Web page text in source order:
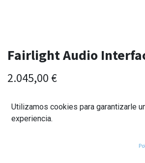
Fairlight Audio
2.045,00 €
Utilizamos cookies para garantizarle
experiencia.